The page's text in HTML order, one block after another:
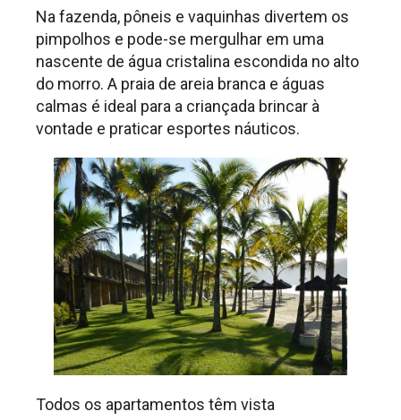
Na fazenda, pôneis e vaquinhas divertem os
pimpolhos e pode-se mergulhar em uma
nascente de água cristalina escondida no alto
do morro. A praia de areia branca e águas
calmas é ideal para a criançada brincar à
vontade e praticar esportes náuticos.
Todos os apartamentos têm vista